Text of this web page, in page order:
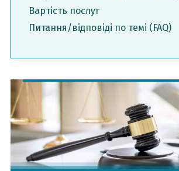
Вартість послуг
Питання/відповіді по темі (FAQ)